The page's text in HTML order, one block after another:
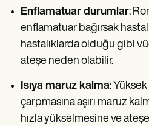
Enflamatuar durumlar:
enflamatuar bağırsak
hastalıklarda olduğu gibi
ateşe neden olabilir.
Isıya maruz kalma: Yüksek
çarpmasına aşırı maruz
hızla yükselmesine ve